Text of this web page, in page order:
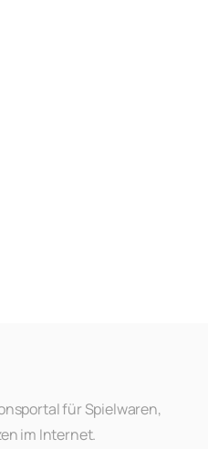
für Spielwaren,
im Internet.